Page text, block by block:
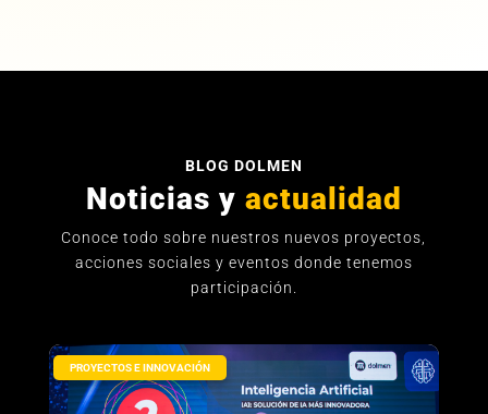
BLOG DOLMEN
Noticias y actualidad
Conoce todo sobre nuestros nuevos proyectos,
acciones sociales y eventos donde tenemos
participación.
PROYECTOS E INNOVACIÓN